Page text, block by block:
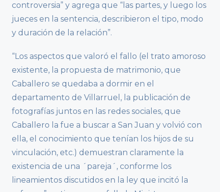
controversia” y agrega que “las partes, y luego los
jueces en la sentencia, describieron el tipo, modo
y duración de la relación”.
“Los aspectos que valoró el fallo (el trato amoroso
existente, la propuesta de matrimonio, que
Caballero se quedaba a dormir en el
departamento de Villarruel, la publicación de
fotografías juntos en las redes sociales, que
Caballero la fue a buscar a San Juan y volvió con
ella, el conocimiento que tenían los hijos de su
vinculación, etc.) demuestran claramente la
existencia de una ´pareja´, conforme los
lineamientos discutidos en la ley que incitó la